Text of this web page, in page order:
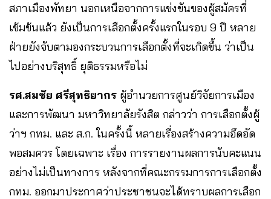
สภาเมืองพัทยา นอกเหนือจากการแข่งขันของผู้สมัครที่
เข้มข้นแล้ว ยังเป็นการเลือกตั้งครั้งแรกในรอบ 9 ปี หลาย
ฝ่ายยังจับตามองกระบวนการเลือกตั้งที่จะเกิดขึ้น ว่าเป็น
ไปอย่างบริสุทธิ์ ยุติธรรมหรือไม่
รศ.สมชัย ศรีสุทธิยากร ผู้อำนวยการศูนย์วิจัยการเมือง
และการพัฒนา มหาวิทยาลัยรังสิต กล่าวว่า การเลือกตั้งผู้
ว่าฯ กทม. และ ส.ก. ในครั้งนี้ หลายเรื่องสร้างความอึดอัด
พอสมควร โดยเฉพาะ เรื่อง การรายงานผลการนับคะแนน
อย่างไม่เป็นทางการ หลังจากที่คณะกรรมการการเลือกตั้ง
กทม. ออกมาประกาศว่าประชาชนจะได้ทราบผลการเลือก